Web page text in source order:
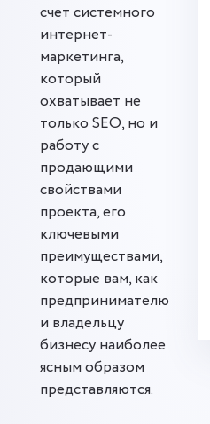
счет системного
интернет-
маркетинга,
который
охватывает не
только SEO, но и
работу с
продающими
свойствами
проекта, его
ключевыми
преимуществами,
которые вам, как
предпринимателю
и владельцу
бизнесу наиболее
ясным образом
представляются.